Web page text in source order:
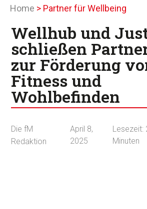
Home > Partner für Wellbeing
Wellhub und
schließen
zur Förderung
Fitness und
Wohlbefinden
Die fM
Redaktion
April 8,
2025
Lesezeit:
Minuten